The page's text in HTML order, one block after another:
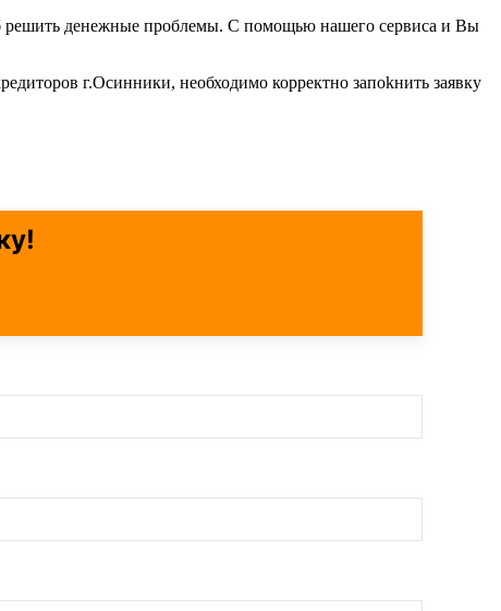
решить денежные проблемы. С помощью нашего сервиса и Вы
г.Осинники, необходимо корректно запоkнить заявку